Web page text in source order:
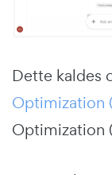
Dette kaldes
Optimization
Optimization